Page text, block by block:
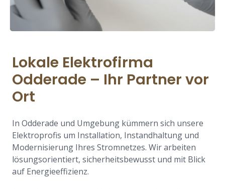
Lokale Elektrofirma
Odderade – Ihr Partner vor
Ort
In Odderade und Umgebung kümmern sich unsere
Elektroprofis um Installation, Instandhaltung und
Modernisierung Ihres Stromnetzes. Wir arbeiten
lösungsorientiert, sicherheitsbewusst und mit Blick
auf Energieeffizienz.